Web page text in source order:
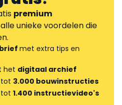
premium
unieke voordelen die
met extra tips en
het digitaal archief
3.000 bouwinstructies
1.400 instructievideo's